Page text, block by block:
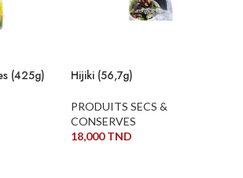
(425g) Hijiki (56,7g)
PRODUITS SECS &
CONSERVES
18,000TND